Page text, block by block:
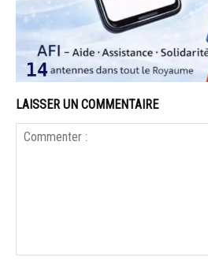
LAISSER UN COMMENTAIRE